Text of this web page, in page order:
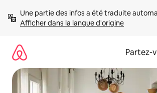
directement
Afficher dans la langue d'origine
Partez-